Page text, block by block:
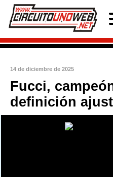
14 de diciembre de 2025
Fucci,
definición